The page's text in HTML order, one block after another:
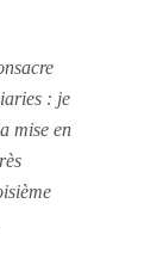
: je
mise en